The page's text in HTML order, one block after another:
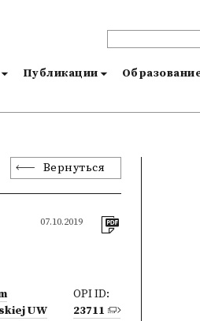
Публикации
Вернуться
07.10.2019
UW
OPI ID:
23711